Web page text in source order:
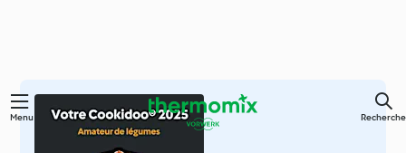
Skip
Menu Recherche